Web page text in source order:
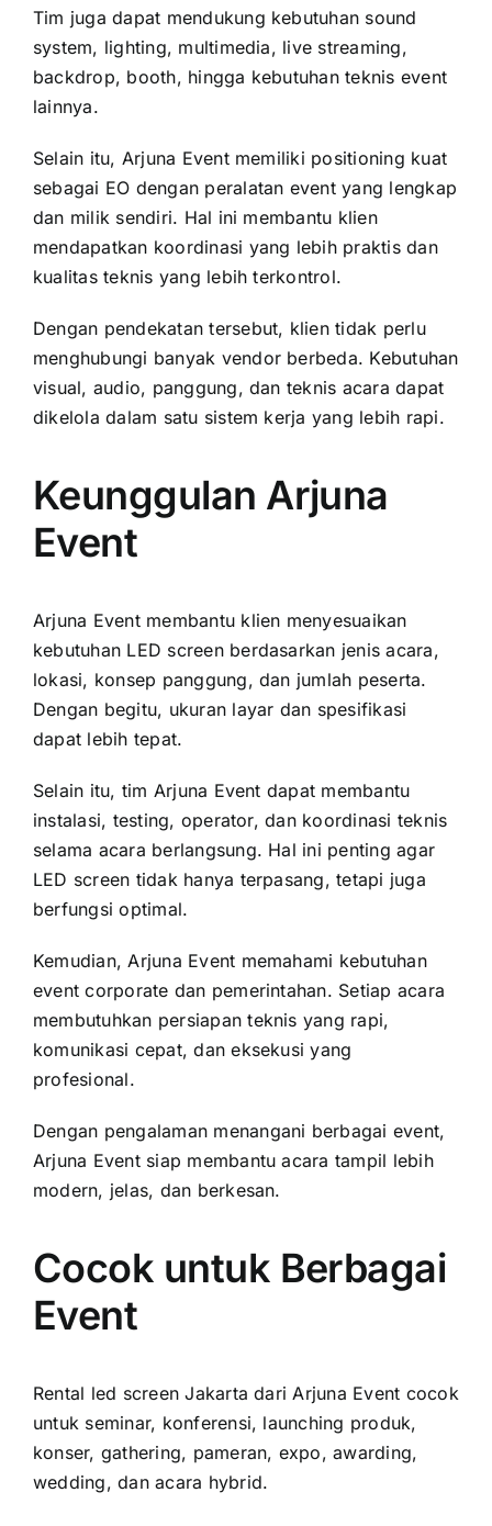
Tim juga dapat mendukung kebutuhan sound
system, lighting, multimedia, live streaming,
backdrop, booth, hingga kebutuhan teknis event
lainnya.
Selain itu, Arjuna Event memiliki positioning kuat
sebagai EO dengan peralatan event yang lengkap
dan milik sendiri. Hal ini membantu klien
mendapatkan koordinasi yang lebih praktis dan
kualitas teknis yang lebih terkontrol.
Dengan pendekatan tersebut, klien tidak perlu
menghubungi banyak vendor berbeda. Kebutuhan
visual, audio, panggung, dan teknis acara dapat
dikelola dalam satu sistem kerja yang lebih rapi.
Keunggulan Arjuna
Event
Arjuna Event membantu klien menyesuaikan
kebutuhan LED screen berdasarkan jenis acara,
lokasi, konsep panggung, dan jumlah peserta.
Dengan begitu, ukuran layar dan spesifikasi
dapat lebih tepat.
Selain itu, tim Arjuna Event dapat membantu
instalasi, testing, operator, dan koordinasi teknis
selama acara berlangsung. Hal ini penting agar
LED screen tidak hanya terpasang, tetapi juga
berfungsi optimal.
Kemudian, Arjuna Event memahami kebutuhan
event corporate dan pemerintahan. Setiap acara
membutuhkan persiapan teknis yang rapi,
komunikasi cepat, dan eksekusi yang
profesional.
Dengan pengalaman menangani berbagai event,
Arjuna Event siap membantu acara tampil lebih
modern, jelas, dan berkesan.
Cocok untuk Berbagai
Event
Rental led screen Jakarta dari Arjuna Event cocok
untuk seminar, konferensi, launching produk,
konser, gathering, pameran, expo, awarding,
wedding, dan acara hybrid.